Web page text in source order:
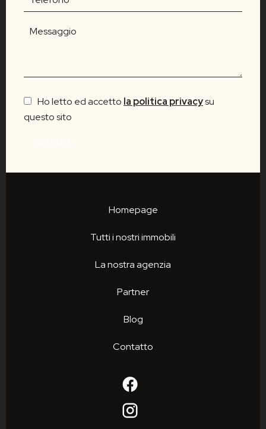
Ho letto ed accetto la politica privacysu
questo sito
Homepage
Tutti i nostri immobili
La nostra agenzia
Partner
Blog
Contatto